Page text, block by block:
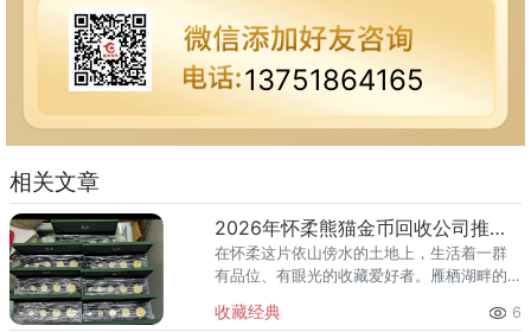
13751864165
相关文章
2026年怀柔熊猫金币回收公司推荐 怀柔回收熊猫金币渠道
在怀柔这片依山傍水的土地上，生活着一群
有品位、有眼光的收藏爱好者。雁栖湖畔的
红螺寺的香火绵延不绝——怀柔的藏家群体
收藏经典 6